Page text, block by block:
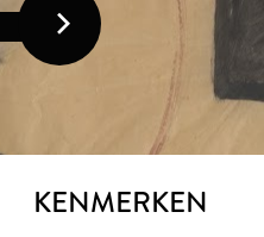
KENMERKEN